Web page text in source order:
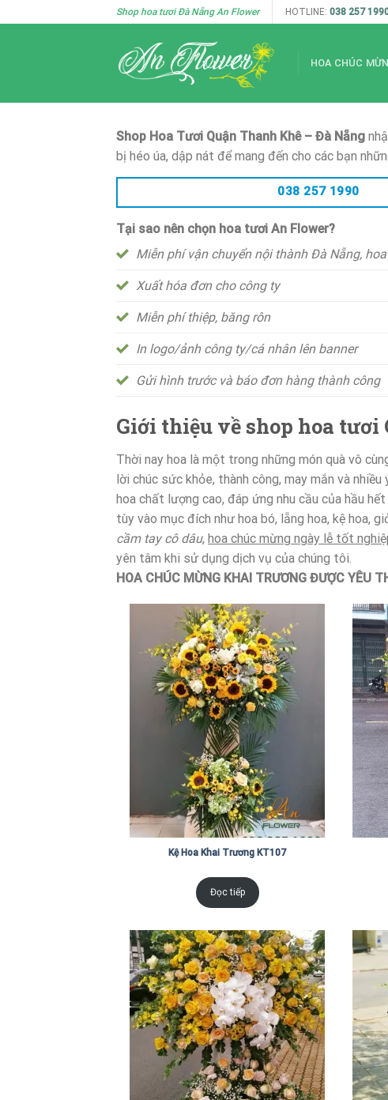
to
Shop hoa tươi Đà Nẵng An Flower HOTLINE: 038 257
HOA CHÚC
Shop Hoa Tươi Quận Thanh Khê – Đà Nẵng
bị héo úa, dập nát để mang đến cho các bạn
038 257 1990
Tại sao nên chọn hoa tươi An Flower?
Miễn phí vận chuyển nội thành Đà Nẵng,
Xuất hóa đơn cho công ty
Miễn phí thiệp, băng rôn
In logo/ảnh công ty/cá nhân lên banner
Gửi hình trước và báo đơn hàng thành công
Giới thiệu về shop hoa tươi
Thời nay hoa là một trong những món quà vô
lời chúc sức khỏe, thành công, may mắn và
hoa chất lượng cao, đáp ứng nhu cầu của hầu
tùy vào mục đích như hoa bó, lẵng hoa, kệ hoa,
cầm tay cô dâu, hoa chúc mừng ngày lễ tốt
yên tâm khi sử dụng dịch vụ của chúng tôi.
HOA CHÚC MỪNG KHAI TRƯƠNG ĐƯỢC YÊU
Kệ Hoa Khai Trương KT107
Đọc tiếp